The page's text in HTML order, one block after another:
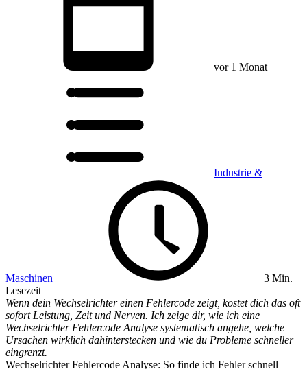
vor 1 Monat
Industrie &
Maschinen
3 Min.
Lesezeit
Wenn dein Wechselrichter einen Fehlercode zeigt, kostet dich das oft
sofort Leistung, Zeit und Nerven. Ich zeige dir, wie ich eine
Wechselrichter Fehlercode Analyse systematisch angehe, welche
Ursachen wirklich dahinterstecken und wie du Probleme schneller
eingrenzt.
Wechselrichter Fehlercode Analyse: So finde ich Fehler schnell